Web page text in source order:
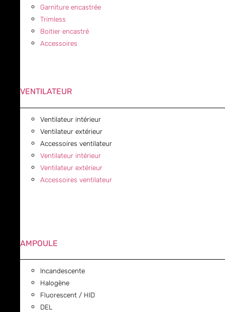
Garniture encastrée
Trimless
Boitier encastré
Accessoires
VENTILATEUR
Ventilateur intérieur
Ventilateur extérieur
Accessoires ventilateur
Ventilateur intérieur
Ventilateur extérieur
Accessoires ventilateur
AMPOULE
Incandescente
Halogène
Fluorescent / HID
DEL